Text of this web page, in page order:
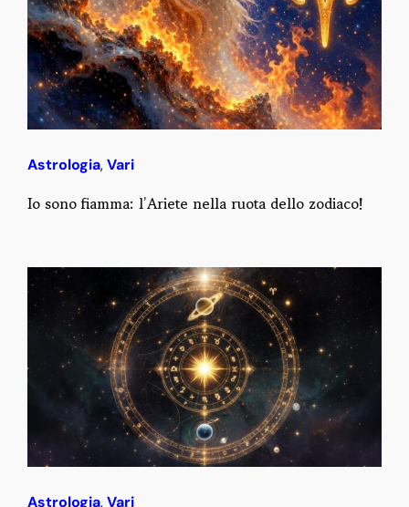
Astrologia,Vari
Io sono fiamma: l’Ariete nella ruota dello zodiaco!
Astrologia,Vari